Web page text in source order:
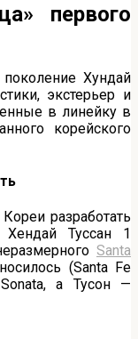
первого
Хундай
экстерьер и
в линейку в
корейского
разработать
Туссан 1
Santa
(Santa Fe
а Тусон —